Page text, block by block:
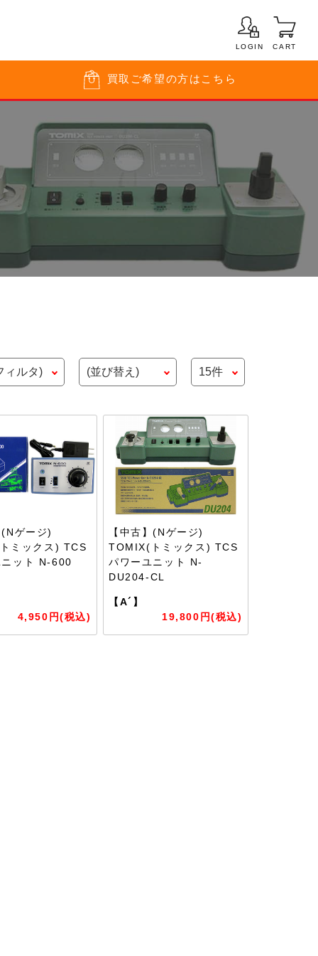
LOGIN CART
買取 ご希望の方はこちら
ゲージ)
ミックス) TCS
ニット N-600
4,950円(税込)
【中古】(Nゲージ)
TOMIX(トミックス) TCS
パワーユニット N-
DU204-CL
【A´】
19,800円(税込)